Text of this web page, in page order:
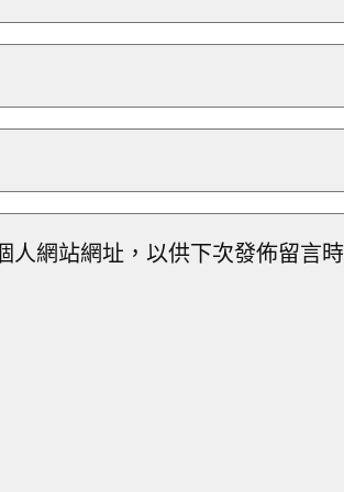
人網站網址，以供下次發佈留言